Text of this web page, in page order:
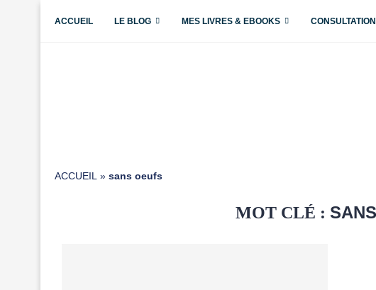
ACCUEIL LE BLOG MES LIVRES & EBOOKS
ACCUEIL » sans oeufs
MOT CLÉ :